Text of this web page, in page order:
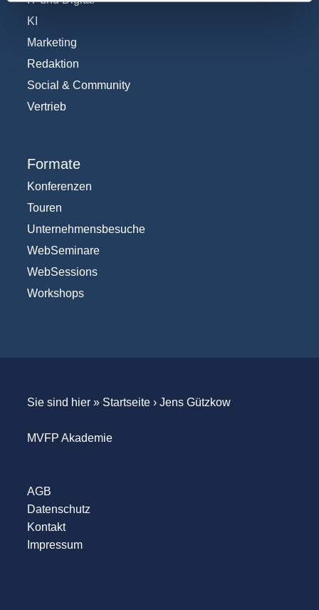
KI
Marketing
Redaktion
Social & Community
Vertrieb
Formate
Konferenzen
Touren
Unternehmensbesuche
WebSeminare
WebSessions
Workshops
Sie sind hier » Startseite› Jens Gützkow
MVFP Akademie
AGB
Datenschutz
Kontakt
Impressum